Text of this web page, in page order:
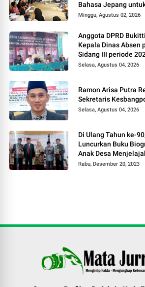
Bahasa Jepang
Minggu, Agustus 02, 2026
Anggota DPRD
Kepala Dinas Absen
Sidang III periode
Selasa, Agustus 04, 2026
Ramon Arisa Putra
Sekretaris
Selasa, Agustus 04, 2026
Di Ulang Tahun ke-
Luncurkan Buku
Anak Desa
Rabu, Desember 20, 2023